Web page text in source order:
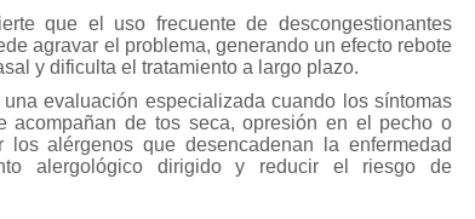
que el uso frecuente de descongestionantes
agravar el problema, generando un efecto rebote
y dificulta el tratamiento a largo plazo.
evaluación especializada cuando los síntomas
acompañan de tos seca, opresión en el pecho o
los alérgenos que desencadenan la enfermedad
alergológico dirigido y reducir el riesgo de